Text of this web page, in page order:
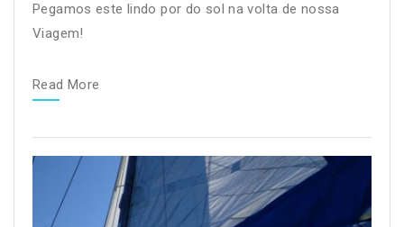
Pegamos este lindo por do sol na volta de nossa
Viagem!
Read More